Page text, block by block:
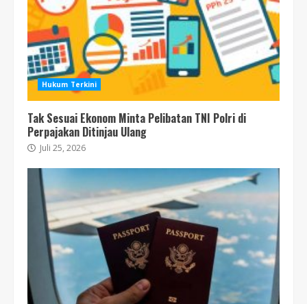
Hukum Terkini
Tak Sesuai Ekonom Minta Pelibatan TNI Polri di
Perpajakan Ditinjau Ulang
Juli 25, 2026